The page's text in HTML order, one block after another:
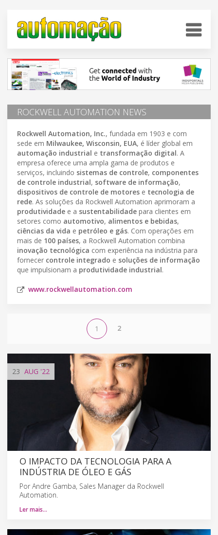
ROCKWELL AUTOMATION NEWS
Rockwell Automation, Inc., fundada em 1903 e com
sede em Milwaukee, Wisconsin, EUA, é líder global em
automação industrial e transformação digital. A
empresa oferece uma ampla gama de produtos e
serviços, incluindo sistemas de controle, componentes
de controle industrial, software de informação,
dispositivos de controle de motores e tecnologia de
rede. As soluções da Rockwell Automation aprimoram a
produtividade e a sustentabilidade para clientes em
setores como automotivo, alimentos e bebidas,
ciências da vida e petróleo e gás. Com operações em
mais de 100 países, a Rockwell Automation combina
inovação tecnológica com experiência na indústria para
fornecer controle integrado e soluções de informação
que impulsionam a produtividade industrial.
www.rockwellautomation.com
1 2
23 AUG '22
O IMPACTO DA TECNOLOGIA PARA A
INDÚSTRIA DE ÓLEO E GÁS
Por Andre Gamba, Sales Manager da Rockwell
Automation.
Ler mais…